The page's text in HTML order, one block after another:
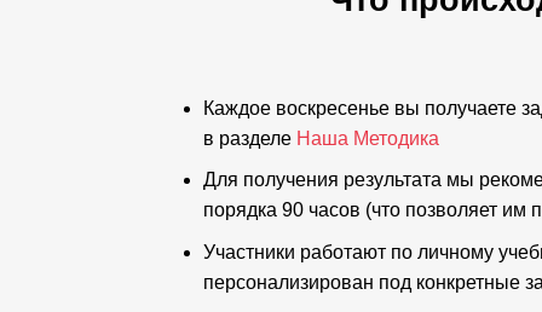
Каждое воскресенье вы получаете
в разделе Наша Методика
Для получения результата мы
порядка 90 часов (что позволяет им
Участники работают по личному
персонализирован под конкретные